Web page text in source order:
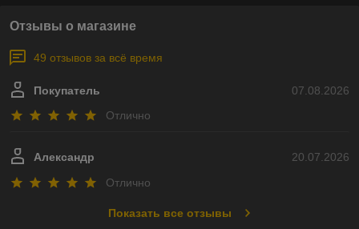
Отзывы о магазине
49 отзывов за всё время
07.08.2026
Покупатель
Отлично
20.07.2026
Александр
Отлично
Показать все отзывы